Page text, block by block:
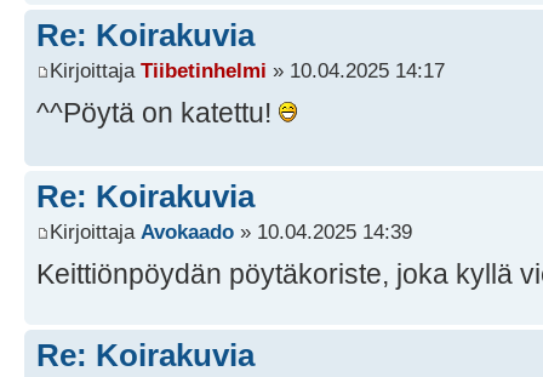
Re: Koirakuvia
Kirjoittaja Tiibetinhelmi » 10.04.2025 14:17
^^Pöytä on katettu!
Re: Koirakuvia
Kirjoittaja Avokaado » 10.04.2025 14:39
Keittiönpöydän pöytäkoriste, joka kyllä
Re: Koirakuvia